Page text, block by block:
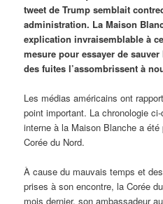
tweet de Trump semblait
administration. La Maison
explication invraisemblable à
mesure pour essayer de
des fuites l’assombrissent à
Les médias américains ont
point important. La chronologie
interne à la Maison Blanche a
Corée du Nord.
À cause du mauvais temps et
prises à son encontre, la Corée
mois dernier, son ambassadeur